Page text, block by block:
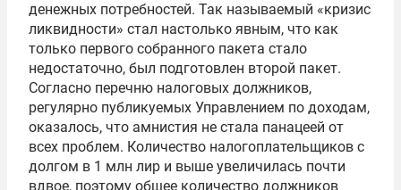
денежных потребностей. Так называемый «кризис
ликвидности» стал настолько явным, что как
только первого собранного пакета стало
недостаточно, был подготовлен второй пакет.
Согласно перечню налоговых должников,
регулярно публикуемых Управлением по доходам,
оказалось, что амнистия не стала панацеей от
всех проблем. Количество налогоплательщиков с
долгом в 1 млн лир и выше увеличилась почти
вдвое, поэтому общее количество должников